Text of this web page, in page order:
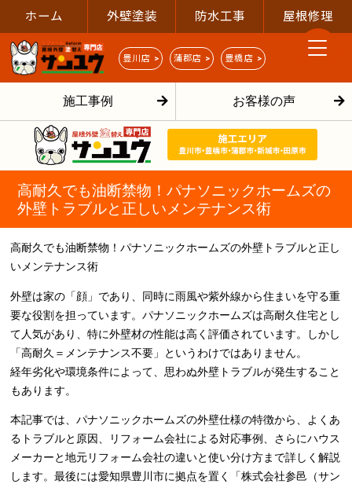
ホーム 外壁塗装 防水工事 屋根修理
豊川店 > 蒲郡店 > 豊橋店 >
施工事例 お客様の声
高耐久でも油断禁物！パナソニックホームズの
外壁トラブルと正しいメンテナンス術
高耐久でも油断禁物！パナソニックホームズの外壁トラブルと正し
いメンテナンス術
外壁は家の「顔」であり、同時に雨風や紫外線から住まいを守る重
要な役割を担っています。パナソニックホームズは高耐久住宅とし
て人気があり、特に外壁材の性能は高く評価されています。しかし
「高耐久＝メンテナンス不要」というわけではありません。
経年劣化や環境条件によって、思わぬ外壁トラブルが発生すること
もあります。
本記事では、パナソニックホームズの外壁仕様の特徴から、よくあ
るトラブルと原因、リフォーム会社による対応事例、さらにハウス
メーカーと地元リフォーム会社の違いと使い分け方まで詳しく解説
します。最後には愛知県豊川市に拠点を置く「株式会社参邑（サン